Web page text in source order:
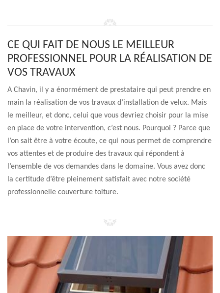
CE QUI FAIT DE NOUS LE MEILLEUR
PROFESSIONNEL POUR LA RÉALISATION DE
VOS TRAVAUX
A Chavin, il y a énormément de prestataire qui peut prendre en
main la réalisation de vos travaux d’installation de velux. Mais
le meilleur, et donc, celui que vous devriez choisir pour la mise
en place de votre intervention, c’est nous. Pourquoi ? Parce que
l’on sait être à votre écoute, ce qui nous permet de comprendre
vos attentes et de produire des travaux qui répondent à
l’ensemble de vos demandes dans le domaine. Vous avez donc
la certitude d’être pleinement satisfait avec notre société
professionnelle couverture toiture.